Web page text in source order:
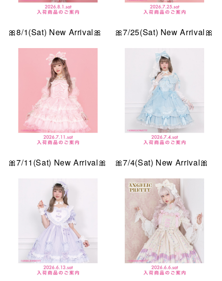
🎀8/1(Sat) New Arrival🎀 🎀7/25(Sat) New Arrival🎀
🎀7/11(Sat) New Arrival🎀 🎀7/4(Sat) New Arrival🎀